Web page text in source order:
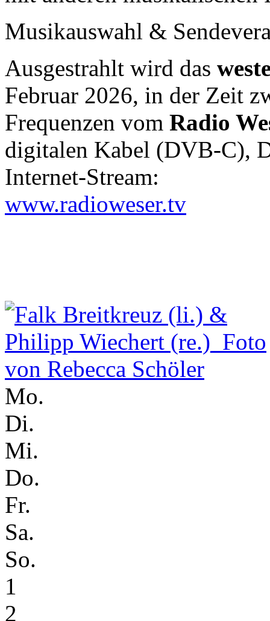
Musikauswahl &
Ausgestrahlt wird das
Februar 2026, in der Zeit
Frequenzen vom Radio
digitalen Kabel (DVB-C),
Internet-Stream:
www.radioweser.tv
Mo.
Di.
Mi.
Do.
Fr.
Sa.
So.
1
2